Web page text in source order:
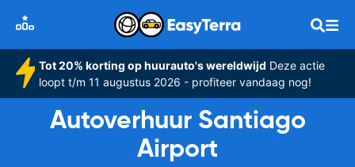
Tot 20% korting op huurauto's wereldwijd Deze actie
loopt t/m 11 augustus 2026 - profiteer vandaag nog!
Autoverhuur Santiago
Airport